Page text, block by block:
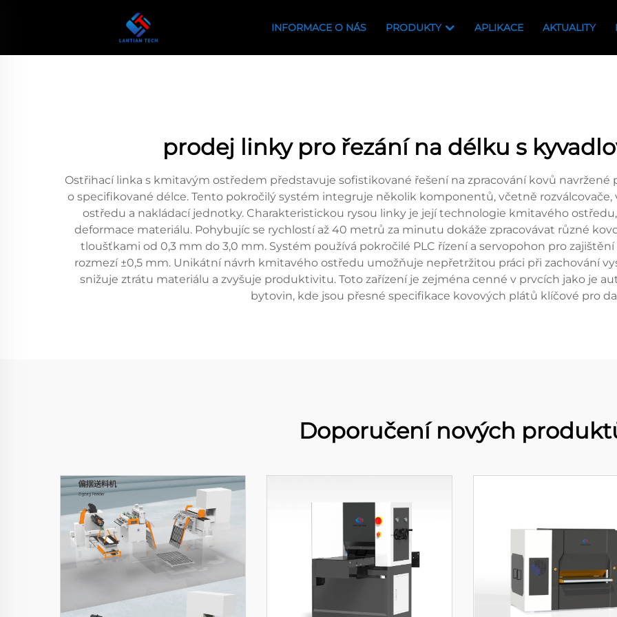
INFORMACE O NÁS PRODUKTY APLIKACE AKTUALITY
prodej linky pro řezání na délku s
Ostřihací linka s kmitavým ostředem představuje sofistikované řešení na zpracování kovů navržené
o specifikované délce. Tento pokročilý systém integruje několik komponentů, včetně
ostředu a nakládací jednotky. Charakteristickou rysou linky je její technologie kmitavého
deformace materiálu. Pohybujíc se rychlostí až 40 metrů za minutu dokáže zpracovávat různé
tloušťkami od 0,3 mm do 3,0 mm. Systém používá pokročilé PLC řízení a servopohon pro
rozmezí ±0,5 mm. Unikátní návrh kmitavého ostředu umožňuje nepřetržitou práci při zachování
snižuje ztrátu materiálu a zvyšuje produktivitu. Toto zařízení je zejména cenné v prvcích jako je
bytovin, kde jsou přesné specifikace kovových plátů klíčové pro
Doporučení nových